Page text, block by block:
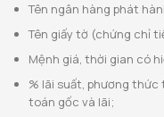
Tên ngân hàng phát
Tên giấy tờ (chứng chỉ
Mệnh giá, thời gian có
% lãi suất, phương thức
toán gốc và lãi;